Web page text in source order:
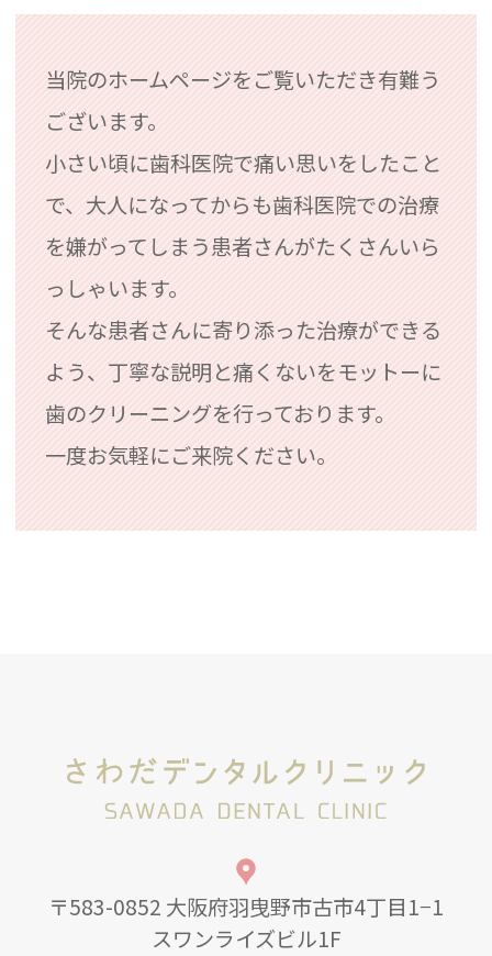
当院のホームページをご覧いただき有難う
ございます。
小さい頃に歯科医院で痛い思いをしたこと
で、大人になってからも歯科医院での治療
を嫌がってしまう患者さんがたくさんいら
っしゃいます。
そんな患者さんに寄り添った治療ができる
よう、丁寧な説明と痛くないをモットーに
歯のクリーニングを行っております。
一度お気軽にご来院ください。
〒583-0852 大阪府羽曳野市古市4丁目1−1
スワンライズビル1F